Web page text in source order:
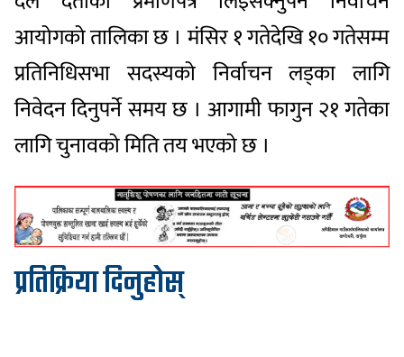
आयोगको तालिका छ । मंसिर १ गतेदेखि १० गतेसम्म
प्रतिनिधिसभा सदस्यको निर्वाचन लड्का लागि
निवेदन दिनुपर्ने समय छ । आगामी फागुन २१ गतेका
लागि चुनावको मिति तय भएको छ ।
प्रतिक्रिया दिनुहोस्